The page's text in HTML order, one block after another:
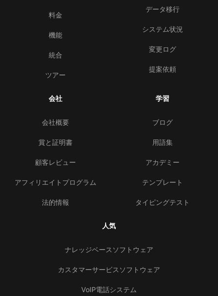
料金
機能
統合
ツアー
データ移行
システム状況
変更ログ
提案依頼
会社
会社概要
賞と証明書
顧客レビュー
アフィリエイトプログラム
法的情報
学習
ブログ
用語集
アカデミー
テンプレート
タイピングテスト
人気
ナレッジベースソフトウェア
カスタマーサービスソフトウェア
VoIP電話システム